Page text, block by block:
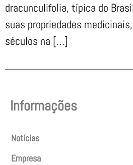
dracunculifolia, típica do
suas propriedades
séculos na […]
Informações
Notícias
Empresa